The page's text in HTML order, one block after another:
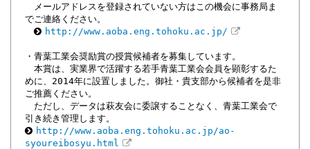
メールアドレスを登録されていない方はこの機会に事務局ま
でご連絡ください。
http://www.aoba.eng.tohoku.ac.jp/
・青葉工業会奨励賞の授賞候補者を募集しています。
本賞は、実業界で活躍する若手青葉工業会会員を顕彰するた
めに、2014年に設置しました。御社・貴支部から候補者を是非
ご推薦ください。
ただし、データは萩友会に委譲することなく、青葉工業会で
引き続き管理します。
http://www.aoba.eng.tohoku.ac.jp/ao-
syoureibosyu.html